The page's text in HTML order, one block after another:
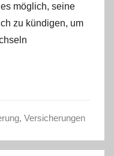
n
C
W
möglich, seine
zu kündigen, um
, Versicherungen